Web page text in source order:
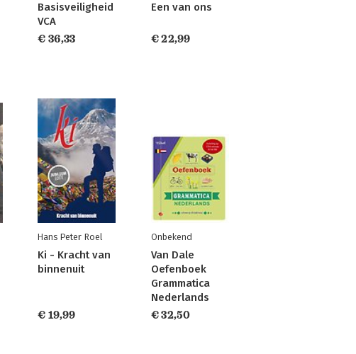
Basisveiligheid
VCA
€ 36,33
Een van ons
€ 22,99
Hans Peter Roel
Ki - Kracht van
binnenuit
€ 19,99
Onbekend
Van Dale
Oefenboek
Grammatica
Nederlands
€ 32,50